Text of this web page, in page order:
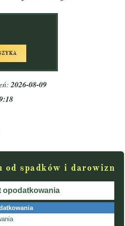
2026-08-09
od spadków i darowizn
opodatkowania